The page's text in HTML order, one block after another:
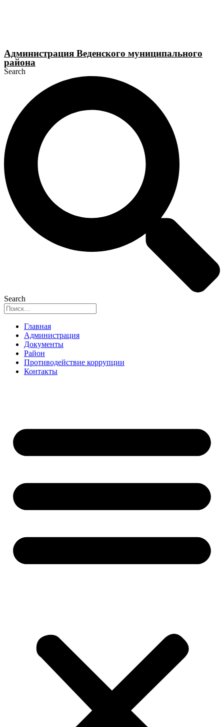
Администрация Веденского муниципального
района
Search
Search
Главная
Администрация
Документы
Район
Противодействие коррупции
Контакты